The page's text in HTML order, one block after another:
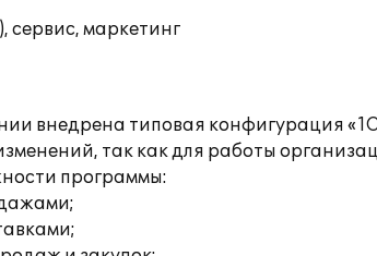
сервис, маркетинг
внедрена типовая конфигурация
так как для работы
программы: